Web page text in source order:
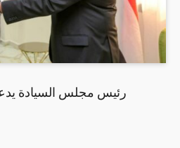
رئيس مجلس السيادة